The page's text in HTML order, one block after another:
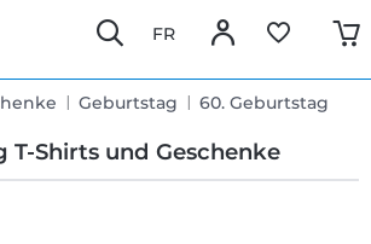
FR
Geburtstag 60. Geburtstag
T-Shirts und Geschenke